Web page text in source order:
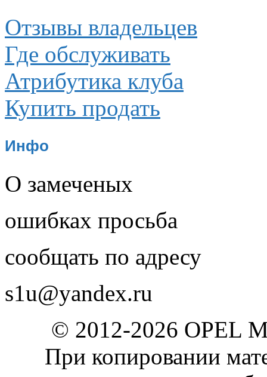
Отзывы владельцев
Где обслуживать
Атрибутика клуба
Купить продать
Инфо
О замеченых
ошибках просьба
сообщать по адресу
s1u@yandex.ru
© 2012-2026 OPEL
При копировании